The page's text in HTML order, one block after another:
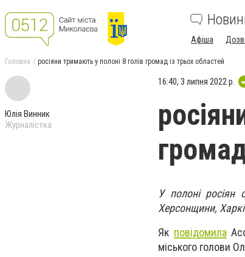
Афіша
Головна росіяни тримають у полоні 8 голів громад із трьох областей
Юлія Винник
Журналістка
16:40, 3 липня 2022 р.
У полоні росіян
Херсонщини,
Як повідомила
міського голови